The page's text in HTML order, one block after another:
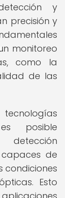
y
precisión y
monitoreo
como la
de las
posible
detección
capaces de
condiciones
Esto